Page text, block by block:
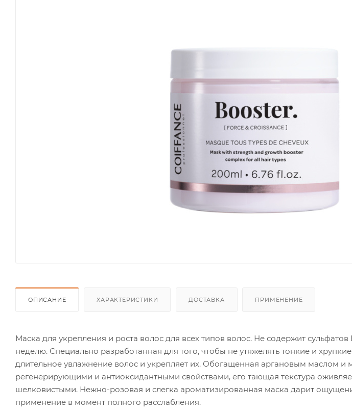
ОПИСАНИЕ ХАРАКТЕРИСТИКИ ДОСТАВКА ПРИМЕНЕНИЕ
Маска для укрепления и роста волос для всех типов волос. Не содержит
неделю. Специально разработанная для того, чтобы не утяжелять тонкие и
длительное увлажнение волос и укрепляет их. Обогащенная аргановым маслом и
регенерирующими и антиоксидантными свойствами, его тающая текстура
шелковистыми. Нежно-розовая и слегка ароматизированная маска дарит
применение в момент полного расслабления.